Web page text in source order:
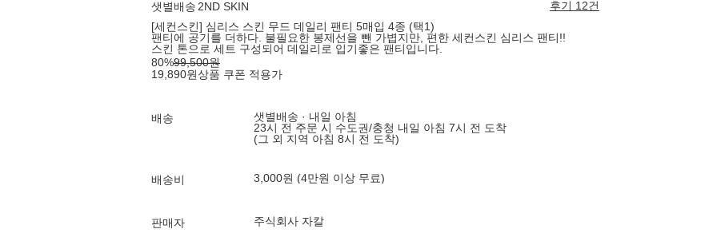
샛별배송 2ND SKIN
후기 12건
[세컨스킨] 심리스 스킨 무드 데일리 팬티 5매입 4종 (택1)
팬티에 공기를 더하다. 불필요한 봉제선을 뺀 가볍지만, 편한 세컨스킨 심리스 팬티!!
스킨 톤으로 세트 구성되어 데일리로 입기좋은 팬티입니다.
80%99,500원
19,890원상품 쿠폰 적용가
배송
샛별배송 · 내일 아침
23시 전 주문 시 수도권/충청 내일 아침 7시 전 도착
(그 외 지역 아침 8시 전 도착)
배송비 3,000원 (4만원 이상 무료)
판매자 주식회사 자칼